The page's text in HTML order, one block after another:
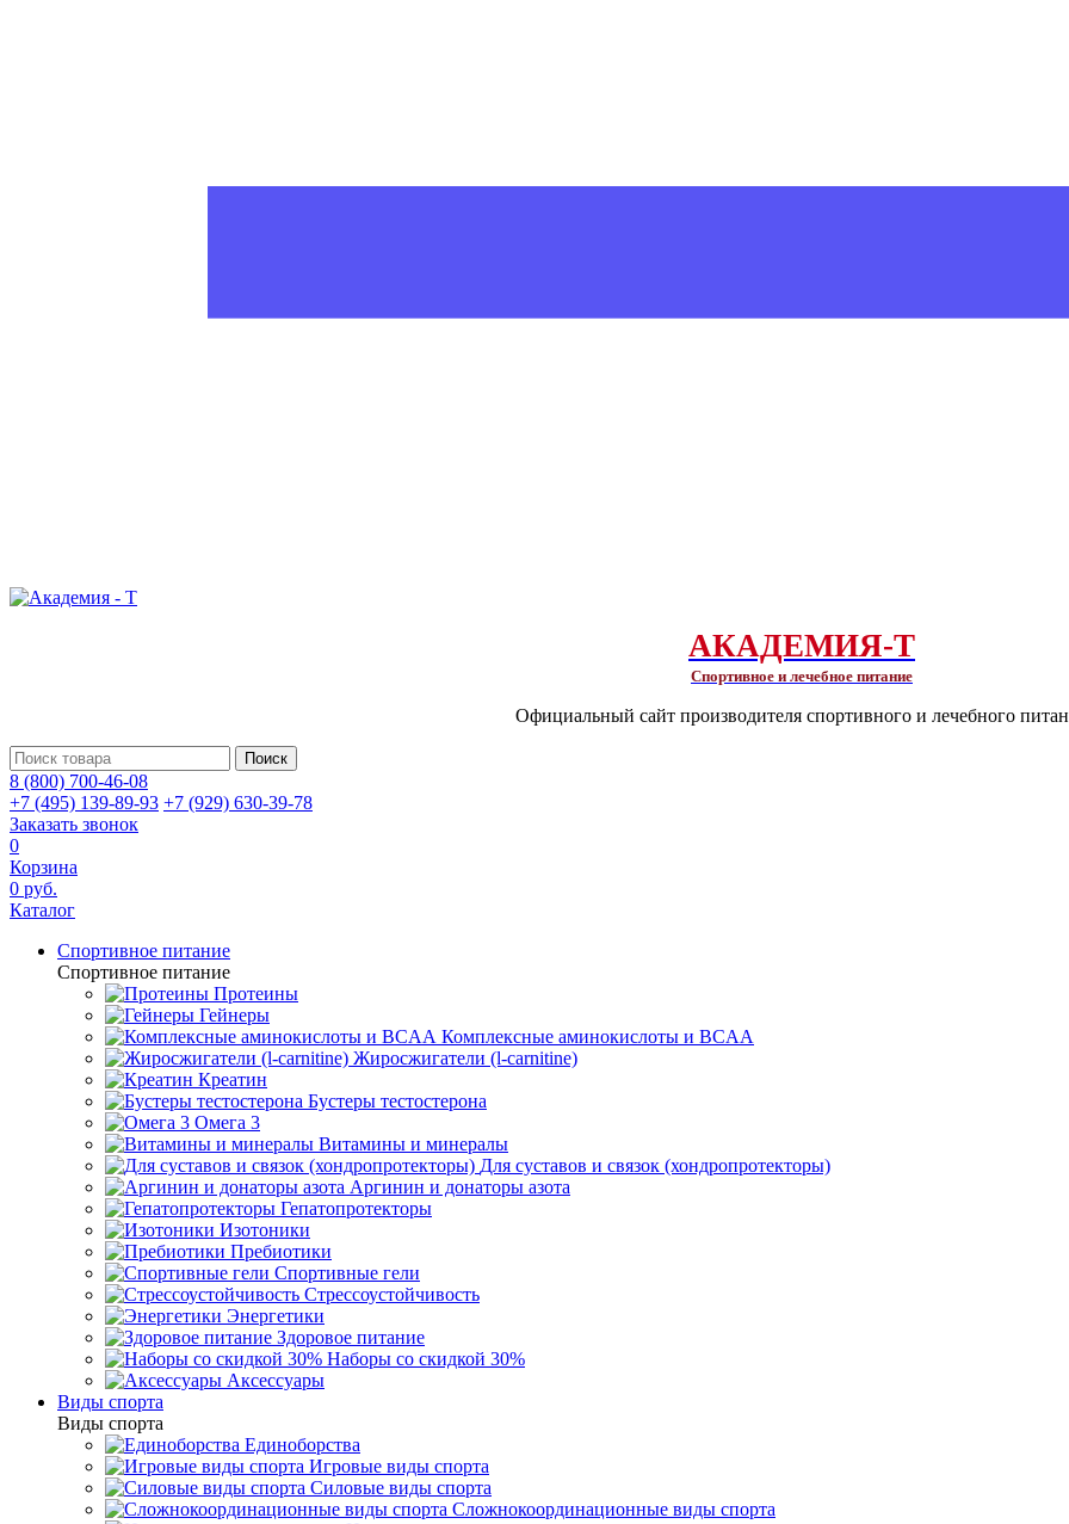
АКАДЕМИЯ-Т
Спортивное и лечебное питание
Официальный сайт производителя спортивного и лечебного
Поиск
8 (800) 700-46-08
+7 (495) 139-89-93 +7 (929) 630-39-78
Заказать звонок
0
Корзина
0 руб.
Каталог
Спортивное питание
Спортивное питание
Протеины
Гейнеры
Комплексные аминокислоты и BCAA
Жиросжигатели (l-carnitine)
Креатин
Бустеры тестостерона
Омега 3
Витамины и минералы
Для суставов и связок (хондропротекторы)
Аргинин и донаторы азота
Гепатопротекторы
Изотоники
Пребиотики
Спортивные гели
Стрессоустойчивость
Энергетики
Здоровое питание
Наборы со скидкой 30%
Аксессуары
Виды спорта
Виды спорта
Единоборства
Игровые виды спорта
Силовые виды спорта
Сложнокоординационные виды спорта